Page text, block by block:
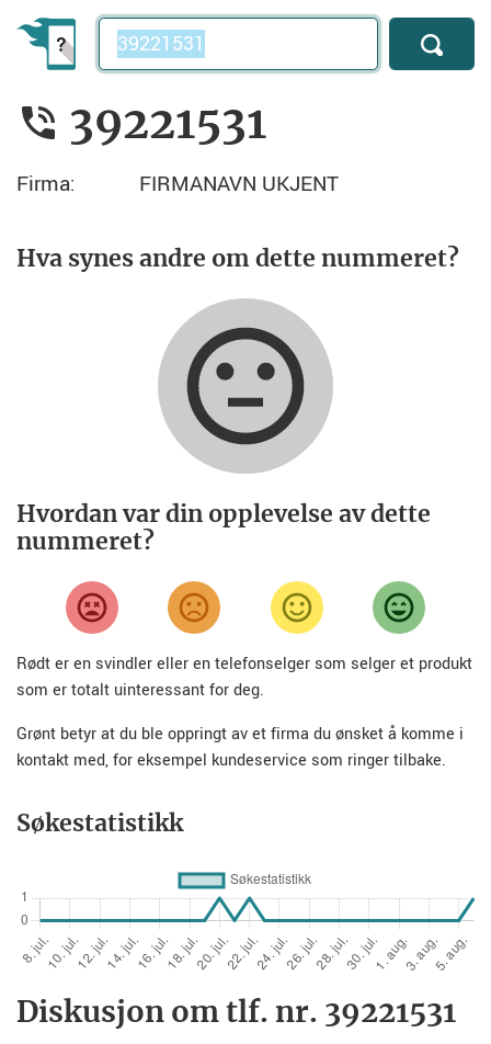
Telefonnummer
39221531
Firma: FIRMANAVN UKJENT
Hva synes andre om dette nummeret?
Hvordan var din opplevelse av dette
nummeret?
Rødt er en svindler eller en telefonselger som selger et produkt
som er totalt uinteressant for deg.
Grønt betyr at du ble oppringt av et firma du ønsket å komme i
kontakt med, for eksempel kundeservice som ringer tilbake.
Søkestatistikk
Diskusjon om tlf. nr. 39221531